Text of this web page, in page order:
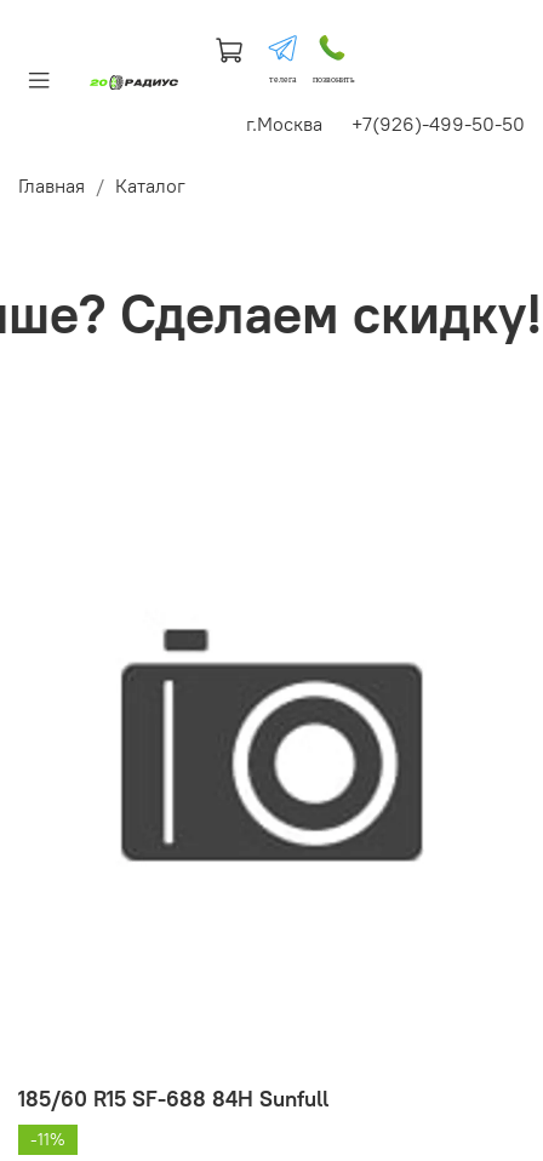
телега позвонить
г.Москва +7(926)-499-50-50
Главная Каталог
Сделаем
185/60 R15 SF-688 84H Sunfull
-11%